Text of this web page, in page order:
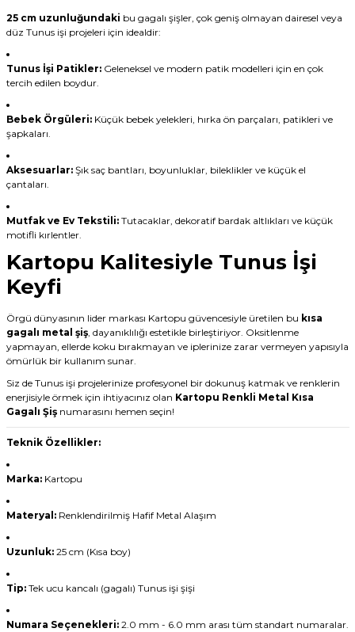
25 cm uzunluğundaki bu gagalı şişler, çok geniş olmayan dairesel veya
düz Tunus işi projeleri için idealdir:
Tunus İşi Patikler:Geleneksel ve modern patik modelleri için en çok
tercih edilen boydur.
Bebek Örgüleri:Küçük bebek yelekleri, hırka ön parçaları, patikleri ve
şapkaları.
Aksesuarlar:Şık saç bantları, boyunluklar, bileklikler ve küçük el
çantaları.
Mutfak ve Ev Tekstili:Tutacaklar, dekoratif bardak altlıkları ve küçük
motifli kırlentler.
Kartopu Kalitesiyle Tunus İşi
Keyfi
Örgü dünyasının lider markası Kartopu güvencesiyle üretilen bu kısa
gagalı metal şiş, dayanıklılığı estetikle birleştiriyor. Oksitlenme
yapmayan, ellerde koku bırakmayan ve iplerinize zarar vermeyen yapısıyla
ömürlük bir kullanım sunar.
Siz de Tunus işi projelerinize profesyonel bir dokunuş katmak ve renklerin
enerjisiyle örmek için ihtiyacınız olan Kartopu Renkli Metal Kısa
Gagalı Şişnumarasını hemen seçin!
Teknik Özellikler:
Marka:Kartopu
Materyal:Renklendirilmiş Hafif Metal Alaşım
Uzunluk:25 cm (Kısa boy)
Tip:Tek ucu kancalı (gagalı) Tunus işi şişi
Numara Seçenekleri:2.0 mm - 6.0 mm arası tüm standart numaralar.